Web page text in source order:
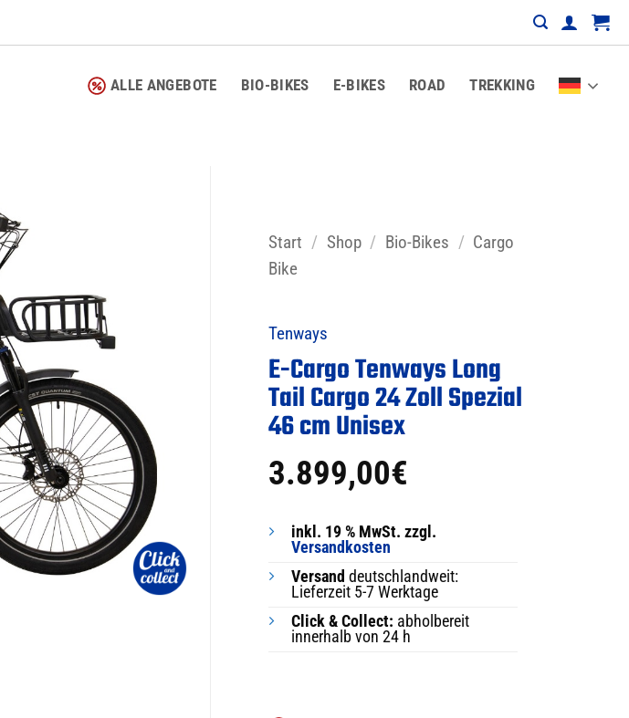
ALLE ANGEBOTE BIO-BIKES E-BIKES ROAD TREKKING
Start / Shop / Bio-Bikes / Cargo
Bike
Tenways
E-Cargo Tenways Long
Tail Cargo 24 Zoll Spezial
46 cm Unisex
3.899,00€
inkl. 19 % MwSt. zzgl.
Versandkosten
Versand deutschlandweit:
Lieferzeit 5-7 Werktage
Click & Collect: abholbereit
innerhalb von 24 h